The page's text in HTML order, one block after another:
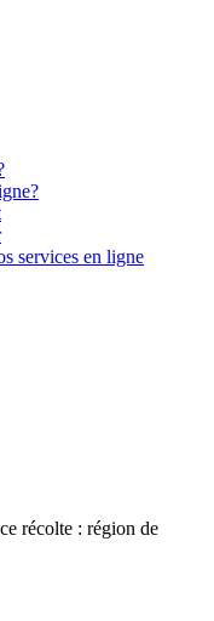
services en ligne
récolte : région de